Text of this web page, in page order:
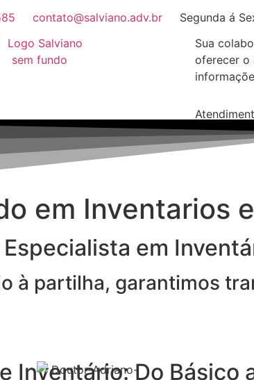
contato@salviano.adv.br
Segunda á
Sua
oferecer o
em Inventarios
em
à partilha, garantimos
Inventário: Do Básico